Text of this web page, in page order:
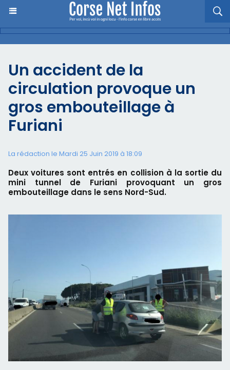
Un accident de la
circulation provoque un
gros embouteillage à
Furiani
La rédaction le Mardi 25 Juin 2019 à 18:09
Deux voitures sont entrés en collision à la sortie du
mini tunnel de Furiani provoquant un gros
embouteillage dans le sens Nord-Sud.